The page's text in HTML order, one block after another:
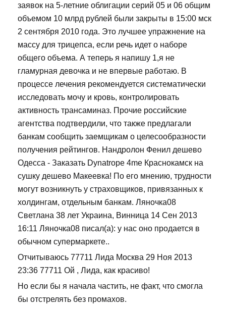
заявок на 5-летние облигации серий 05 и 06 общим
объемом 10 млрд рублей были закрыты в 15:00 мск
2 сентября 2010 года. Это лучшее упражнение на
массу для трицепса, если речь идет о наборе
общего объема. А теперь я напишу 1,я не
гламурная девочка и не впервые работаю. В
процессе лечения рекомендуется систематически
исследовать мочу и кровь, контролировать
активность трансаминаз. Прочие российские
агентства подтвердили, что также предлагали
банкам сообщить заемщикам о целесообразности
получения рейтингов. Нандролон Фенил дешево
Одесса - Заказать Dynatrope 4me Краснокамск на
сушку дешево Макеевка! По его мнению, трудности
могут возникнуть у страховщиков, привязанных к
холдингам, отдельным банкам. Ляночка08
Светлана 38 лет Украина, Винница 14 Сен 2013
16:11 Ляночка08 писал(а): у нас оно продается в
обычном супермаркете..
Отчитываюсь 77711 Лида Москва 29 Ноя 2013
23:36 77711 Ой , Лида, как красиво!
Но если бы я начала частить, не факт, что смогла
бы отстрелять без промахов.